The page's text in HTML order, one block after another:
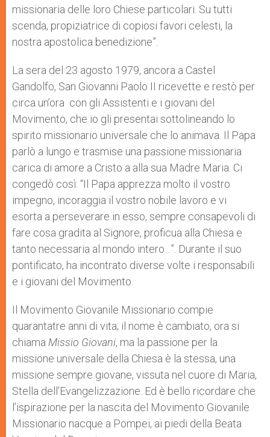
missionaria delle loro Chiese particolari. Su tutti
scenda, propiziatrice di copiosi favori celesti, la
nostra apostolica benedizione”.
La sera del 23 agosto 1979, ancora a Castel
Gandolfo, San Giovanni Paolo II ricevette e restò per
circa un’ora con gli Assistenti e i giovani del
Movimento, che io gli presentai sottolineando lo
spirito missionario universale che lo animava. Il Papa
parlò a lungo e trasmise una passione missionaria
carica di amore a Cristo a alla sua Madre Maria. Ci
congedò così: “Il Papa apprezza molto il vostro
impegno, incoraggia il vostro nobile lavoro e vi
esorta a perseverare in esso, sempre consapevoli di
fare cosa gradita al Signore, proficua alla Chiesa e
tanto necessaria al mondo intero…”. Durante il suo
pontificato, ha incontrato diverse volte i responsabili
e i giovani del Movimento.
Il Movimento Giovanile Missionario compie
quarantatre anni di vita; il nome è cambiato, ora si
chiama Missio Giovani, ma la passione per la
missione universale della Chiesa è la stessa, una
missione sempre giovane, vissuta nel cuore di Maria,
Stella dell’Evangelizzazione. Ed è bello ricordare che
l’ispirazione per la nascita del Movimento Giovanile
Missionario nacque a Pompei, ai piedi della Beata